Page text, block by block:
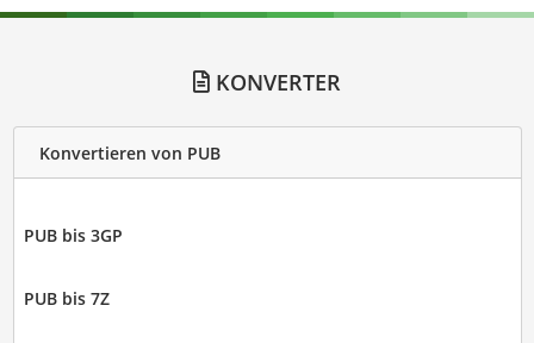
KONVERTER
Konvertieren von PUB
PUB bis 3GP
PUB bis 7Z